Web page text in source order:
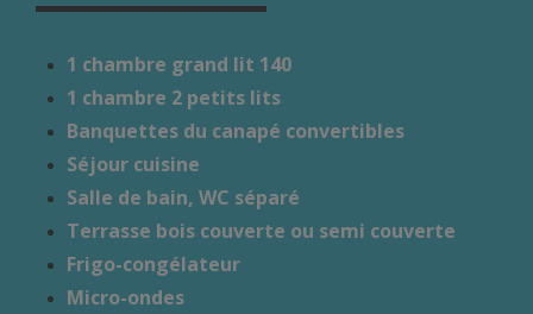
1 chambre grand lit 140
1 chambre 2 petits lits
Banquettes du canapé convertibles
Séjour cuisine
Salle de bain, WC séparé
Terrasse bois couverte ou semi couverte
Frigo-congélateur
Micro-ondes